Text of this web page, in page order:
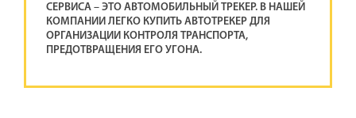
СЕРВИСА – ЭТО АВТОМОБИЛЬНЫЙ ТРЕКЕР. В НАШЕЙ
КОМПАНИИ ЛЕГКО КУПИТЬ АВТОТРЕКЕР ДЛЯ
ОРГАНИЗАЦИИ КОНТРОЛЯ ТРАНСПОРТА,
ПРЕДОТВРАЩЕНИЯ ЕГО УГОНА.